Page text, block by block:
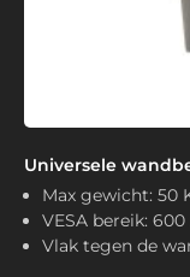
Universele
Max gewicht: 50
VESA bereik:
Vlak tegen de